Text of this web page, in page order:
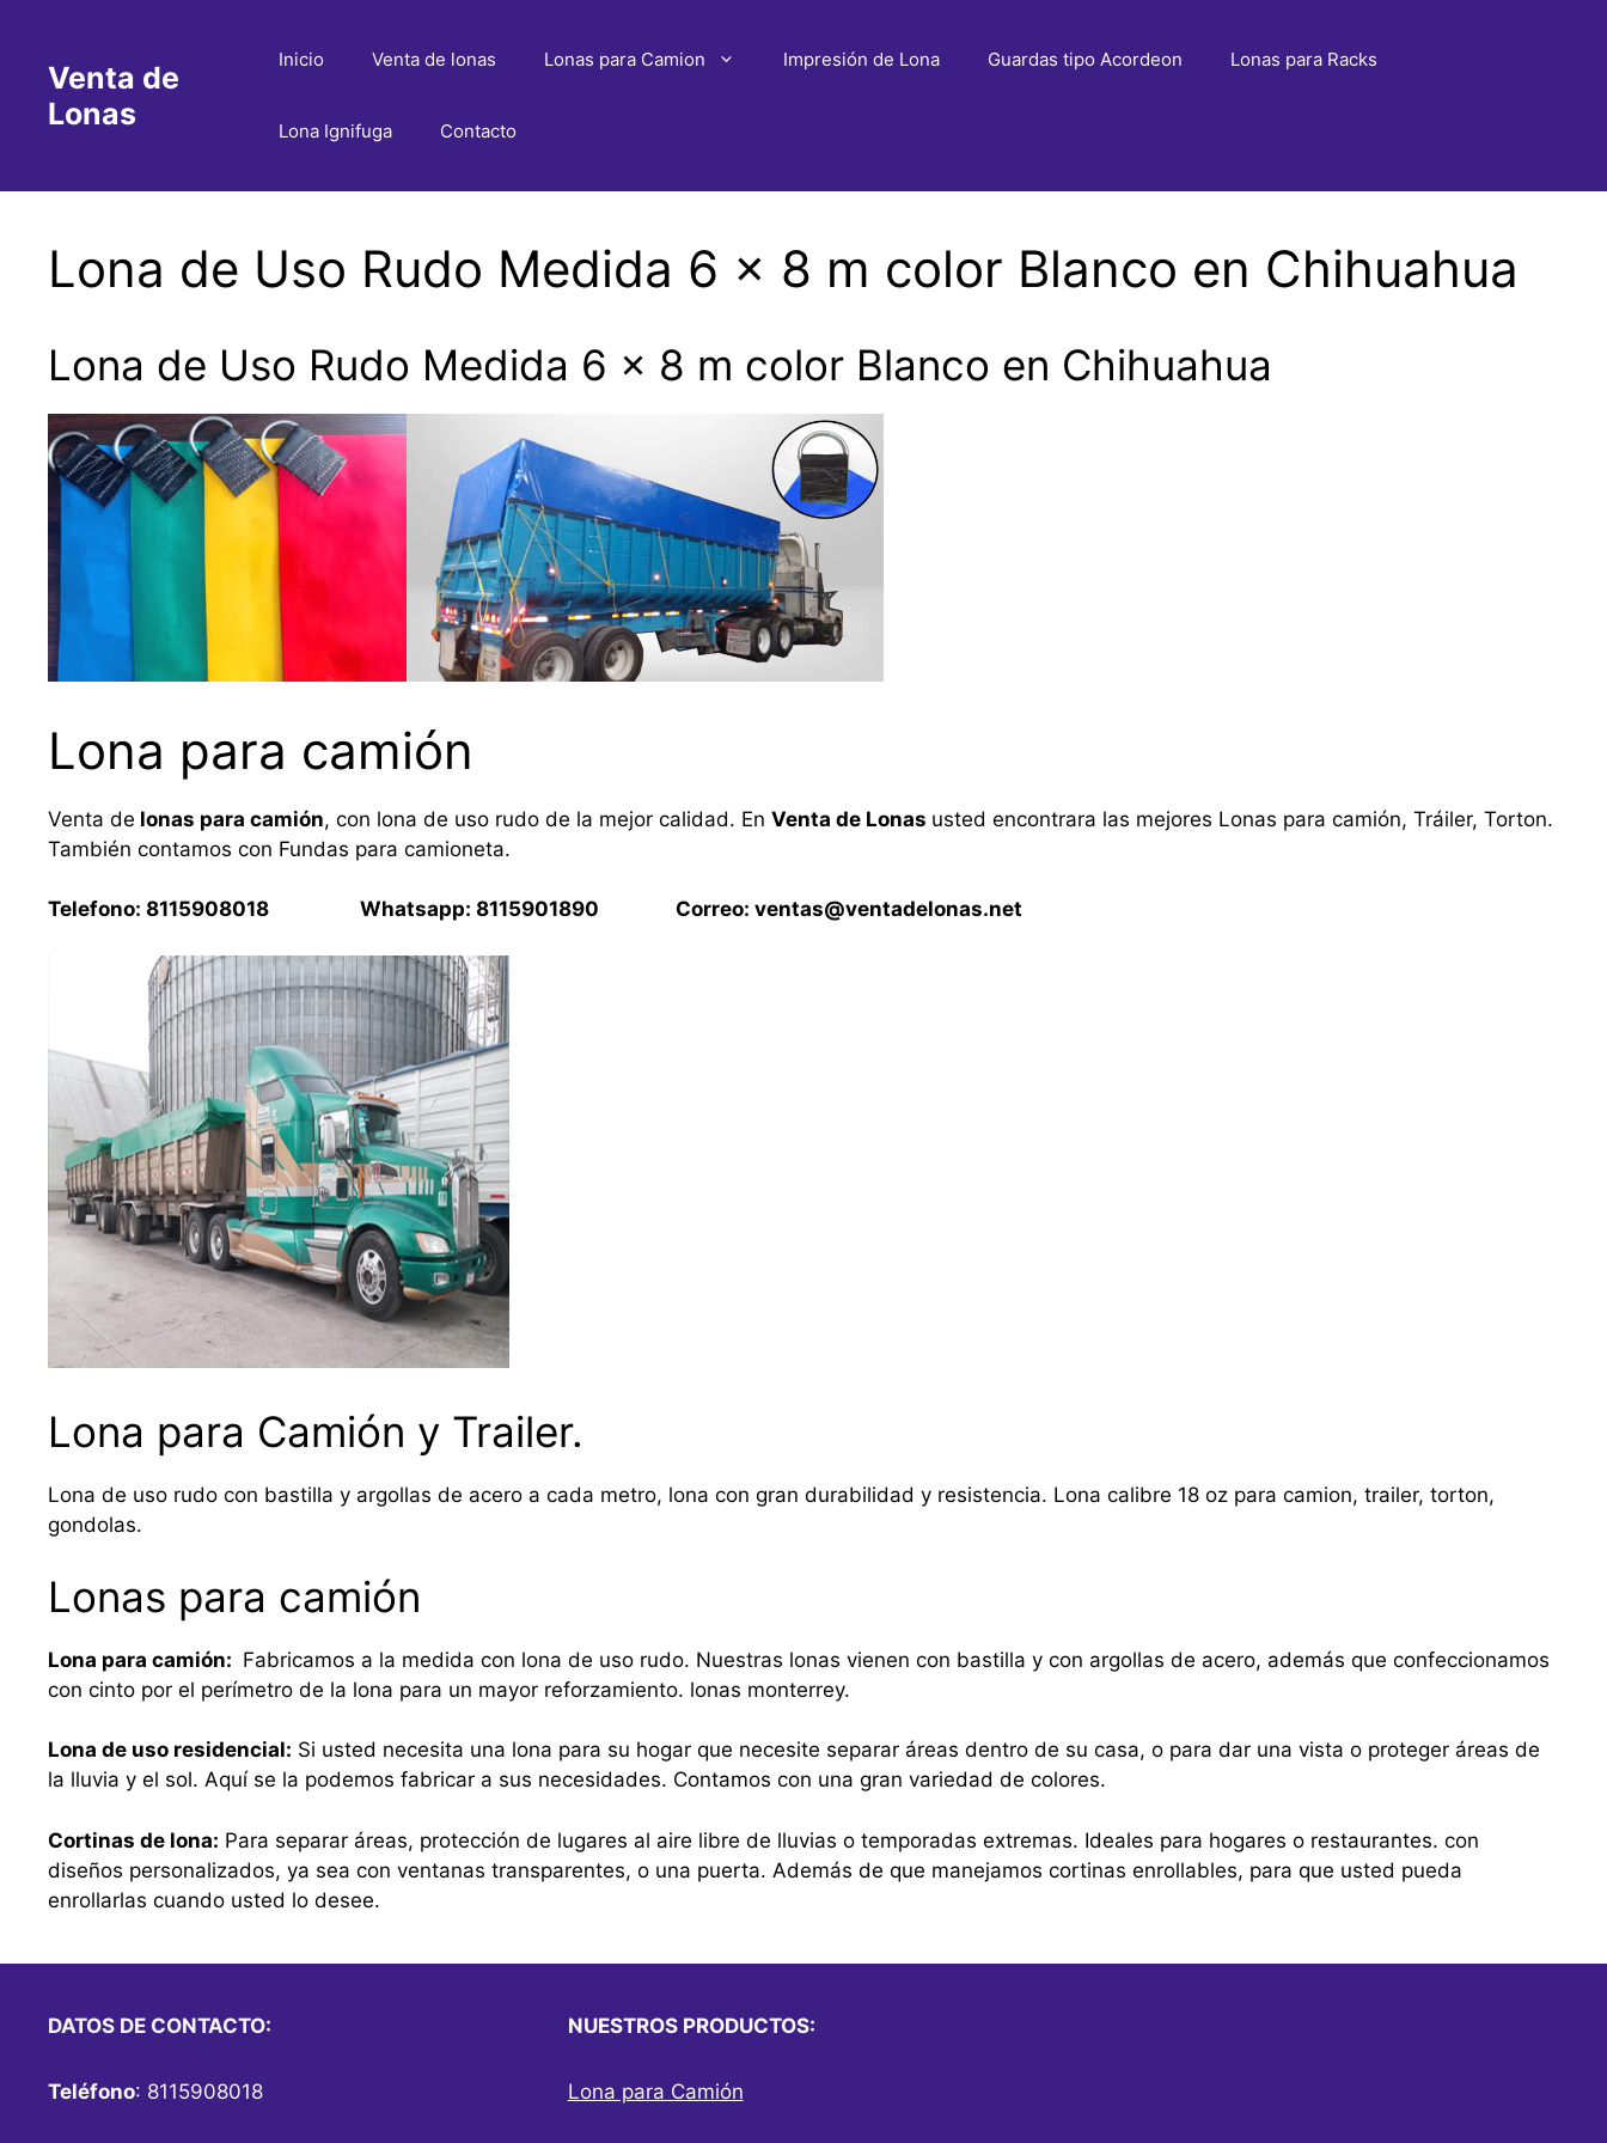
contenidoVenta de
Lonas
Inicio Venta de lonas Lonas para Camion Impresión de Lona Guardas tipo Acordeon Lonas para Racks
Lona Ignifuga Contacto
Lona de Uso Rudo Medida 6 x 8 m color Blanco en Chihuahua
Lona de Uso Rudo Medida 6 x 8 m color Blanco en Chihuahua
Lona para camión
Venta de lonas para camión, con lona de uso rudo de la mejor calidad. En Venta de Lonas usted encontrara las mejores Lonas para camión, Tráiler, Torton.
También contamos con Fundas para camioneta.
Telefono: 8115908018 Whatsapp: 8115901890 Correo: ventas@ventadelonas.net
Lona para Camión y Trailer.
Lona de uso rudo con bastilla y argollas de acero a cada metro, lona con gran durabilidad y resistencia. Lona calibre 18 oz para camion, trailer, torton,
gondolas.
Lonas para camión
Lona para camión: Fabricamos a la medida con lona de uso rudo. Nuestras lonas vienen con bastilla y con argollas de acero, además que confeccionamos
con cinto por el perímetro de la lona para un mayor reforzamiento. lonas monterrey.
Lona de uso residencial: Si usted necesita una lona para su hogar que necesite separar áreas dentro de su casa, o para dar una vista o proteger áreas de
la lluvia y el sol. Aquí se la podemos fabricar a sus necesidades. Contamos con una gran variedad de colores.
Cortinas de lona: Para separar áreas, protección de lugares al aire libre de lluvias o temporadas extremas. Ideales para hogares o restaurantes. con
diseños personalizados, ya sea con ventanas transparentes, o una puerta. Además de que manejamos cortinas enrollables, para que usted pueda
enrollarlas cuando usted lo desee.
DATOS DE CONTACTO:
Teléfono: 8115908018
NUESTROS PRODUCTOS:
Lona para Camión